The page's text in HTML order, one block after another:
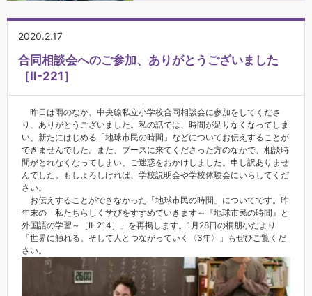
2020.2.17
合同相談会へのご参加、ありがとうございました
［Ⅱ-221］
昨日は雨のなか、中央線私立小学校合同相談会に参加をしてくださ
り、ありがとうございました。私の話では、時間が足りなくなってしま
い、新たにはじめる「地球市民の時間」などについてお伝えすることが
できませんでした。また、ブースに来てくださった方のなかで、相談時
間がとれなくなってしまい、ご迷惑をおかけしました。申し訳ありませ
んでした。もしよろしければ、学校説明会や学校体験会にいらしてくだ
さい。
お伝えすることができなかった「地球市民の時間」についてです。昨
年末の「私たちらしく学びをすすめていきます～『地球市民の時間』と
外国語の学習～［Ⅱ-214］」を再掲します。1月28日の桐朋小だより
「世界に触れる。そして人とつながっていく〈3年〉」もぜひご覧くだ
さい。